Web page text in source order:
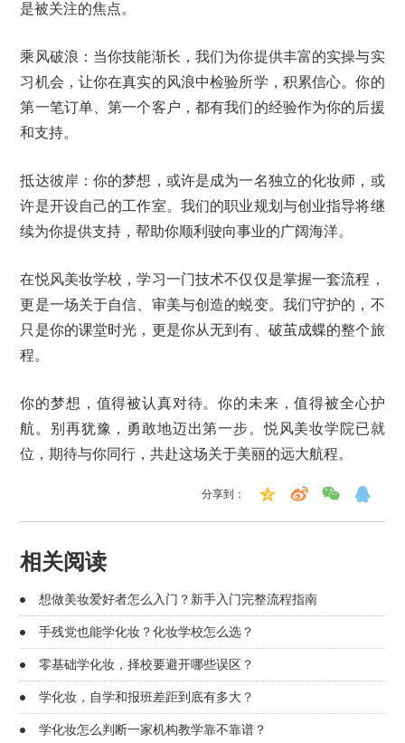
是被关注的焦点。
乘风破浪：当你技能渐长，我们为你提供丰富的实操与实
习机会，让你在真实的风浪中检验所学，积累信心。你的
第一笔订单、第一个客户，都有我们的经验作为你的后援
和支持。
抵达彼岸：你的梦想，或许是成为一名独立的化妆师，或
许是开设自己的工作室。我们的职业规划与创业指导将继
续为你提供支持，帮助你顺利驶向事业的广阔海洋。
在悦风美妆学校，学习一门技术不仅仅是掌握一套流程，
更是一场关于自信、审美与创造的蜕变。我们守护的，不
只是你的课堂时光，更是你从无到有、破茧成蝶的整个旅
程。
你的梦想，值得被认真对待。你的未来，值得被全心护
航。别再犹豫，勇敢地迈出第一步。悦风美妆学院已就
位，期待与你同行，共赴这场关于美丽的远大航程。
分享到：
相关阅读
想做美妆爱好者怎么入门？新手入门完整流程指南
手残党也能学化妆？化妆学校怎么选？
零基础学化妆，择校要避开哪些误区？
学化妆，自学和报班差距到底有多大？
学化妆怎么判断一家机构教学靠不靠谱？